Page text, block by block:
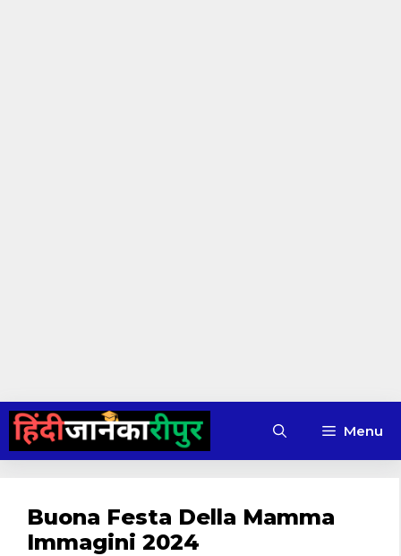
Skip
content
Menu
Buona Festa Della Mamma
Immagini 2024